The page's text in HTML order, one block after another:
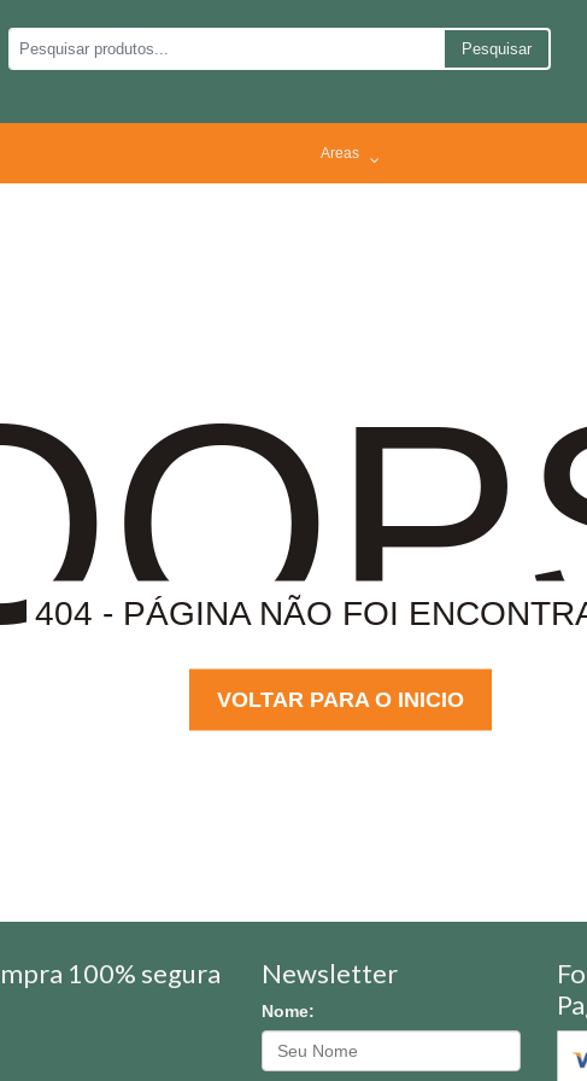
Pesquisar
Areas
404 - PÁGINA NÃO FOI
VOLTAR PARA O INICIO
100% segura Newsletter
Nome: